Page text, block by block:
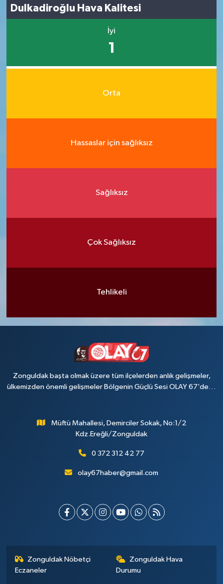
Dulkadiroğlu Hava Kalitesi
İyi
1
Orta
Hassaslar için sağlıksız
Sağlıksız
Çok Sağlıksız
Tehlikeli
Zonguldak başta olmak üzere tüm ilçelerden anlık gelişmeler,
ülkemizden önemli gelişmeler Bölgenin Güçlü Sesi OLAY 67’de…
Müftü Mahallesi, Demirciler Sokak, No:1/2
Kdz.Ereğli/Zonguldak
0 372 312 42 77
olay67haber@gmail.com
Zonguldak Nöbetçi
Eczaneler
Zonguldak Hava
Durumu